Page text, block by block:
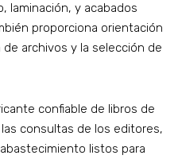
laminación, y acabados
proporciona orientación
archivos y la selección de
confiable de libros de
consultas de los editores,
listos para